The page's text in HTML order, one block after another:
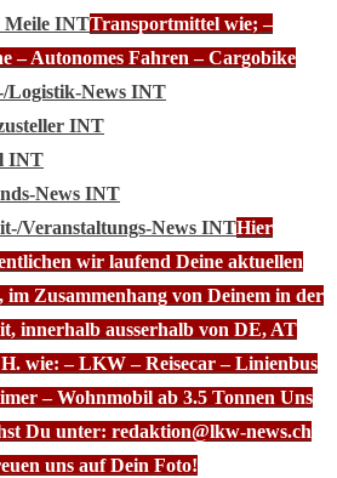
Meile INTTransportmittel wie; –
– Autonomes Fahren – Cargobike
Logistik-News INT
INT
INT
News INT
Veranstaltungs-News INTHier
wir laufend Deine aktuellen
im Zusammenhang von Deinem in der
innerhalb ausserhalb von DE, AT
wie: – LKW – Reisecar – Linienbus
– Wohnmobil ab 3.5 Tonnen Uns
Du unter: redaktion@lkw-news.ch
uns auf Dein Foto!